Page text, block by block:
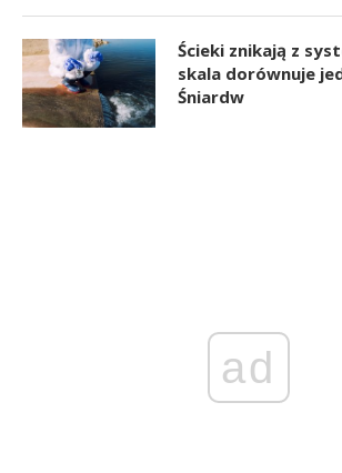
Ścieki znikają z
skala dorównuje
Śniardw
ad